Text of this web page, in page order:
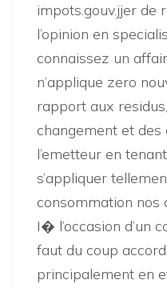
impots.gouv.jjer de
l’opinion en
connaissez un
n’applique zero
rapport aux
changement et des
l’emetteur en
s’appliquer
consommation nos
I� l’occasion d’un
faut du coup
principalement en